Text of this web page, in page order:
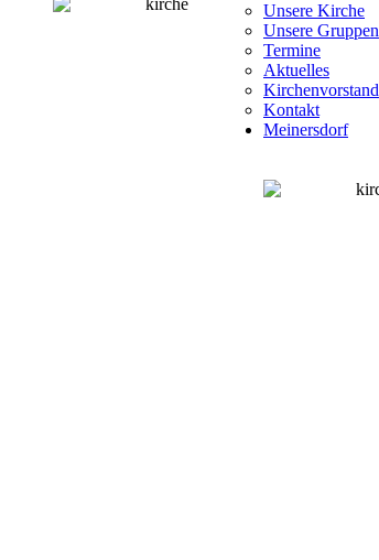
Unsere Kirche
Unsere Gruppen
Termine
Aktuelles
Kirchenvorstand
Kontakt
Meinersdorf